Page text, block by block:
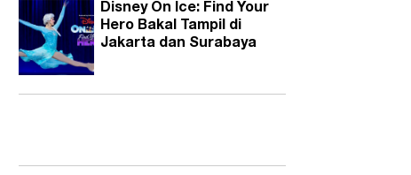
Disney On Ice: Find Your
Hero Bakal Tampil di
Jakarta dan Surabaya